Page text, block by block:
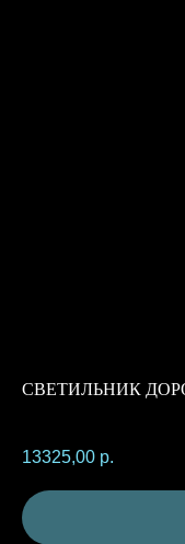
СВЕТИЛЬНИК
13325,00 р.